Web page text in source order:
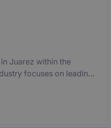
Juarez within the
focuses on leading
requires strategic
organizational goals